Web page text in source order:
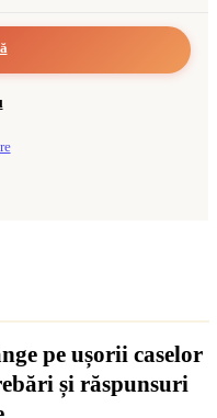
pe ușorii caselor
și răspunsuri